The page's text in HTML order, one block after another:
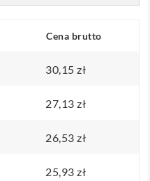
Cena brutto
30,15 zł
27,13 zł
26,53 zł
25,93 zł